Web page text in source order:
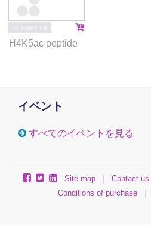
C16000159
H4K5ac peptide
イベント
すべてのイベントを見る
Site map Contact us
Conditions of purchase